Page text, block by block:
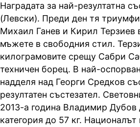
Наградата за най-резултатна
(Левски). Преди ден тя
Михаил Ганев и Кирил Терзиев
мъжете в свободния стил.
килограмовите срещу Сабри
техничен борец. В най-
надделя над Георги Средков
резултатен състезател.
2013-а година Владимир Дубов
категория до 57 кг.